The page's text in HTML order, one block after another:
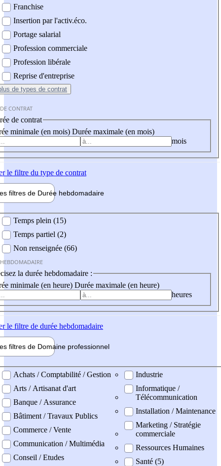
Franchise
Insertion par l'activ.éco.
Portage salarial
Profession commerciale
Profession libérale
Reprise d'entreprise
de types de contrat
CONTRAT
de contrat
minimale (en mois) Durée maximale (en mois)
mois
le filtre du type de contrat
filtres de Durée hebdomadaire
Temps plein (15)
Temps partiel (2)
Non renseignée (66)
la durée hebdomadaire :
minimale (en heure) Durée maximale (en heure)
heures
le filtre de durée hebdomadaire
filtres de Domaine professionnel
professionel
Achats / Comptabilité / Gestion
Arts / Artisanat d'art
Banque / Assurance
Bâtiment / Travaux Publics
Commerce / Vente
Communication / Multimédia
Conseil / Etudes
Industrie
Informatique /
Télécommunication
Installation / Maintenance
Marketing / Stratégie
commerciale
Ressources Humaines
Santé (5)